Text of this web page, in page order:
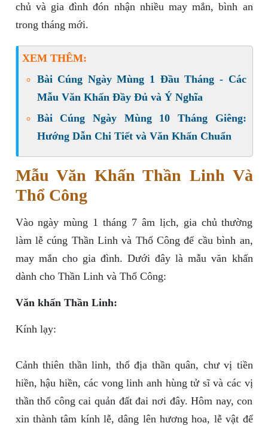
chủ và gia đình đón nhận nhiều may mắn, bình an
trong tháng mới.
XEM THÊM:
Bài Cúng Ngày Mùng 1 Đầu Tháng - Các
Mẫu Văn Khấn Đầy Đủ và Ý Nghĩa
Bài Cúng Ngày Mùng 10 Tháng Giêng:
Hướng Dẫn Chi Tiết và Văn Khấn Chuẩn
Mẫu Văn Khấn Thần Linh Và
Thổ Công
Vào ngày mùng 1 tháng 7 âm lịch, gia chủ thường
làm lễ cúng Thần Linh và Thổ Công để cầu bình an,
may mắn cho gia đình. Dưới đây là mẫu văn khấn
dành cho Thần Linh và Thổ Công:
Văn khấn Thần Linh:
Kính lạy:
Cảnh thiên thần linh, thổ địa thần quân, chư vị tiền
hiền, hậu hiền, các vong linh anh hùng tử sĩ và các vị
thần thổ công cai quản đất đai nơi đây. Hôm nay, con
xin thành tâm kính lễ, dâng lên hương hoa, lễ vật để